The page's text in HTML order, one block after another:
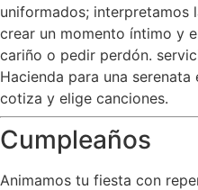
uniformados; interpretamos
crear un momento íntimo y
cariño o pedir perdón.
Hacienda para una serenata
cotiza y elige canciones.
Cumpleaños
Animamos tu fiesta con